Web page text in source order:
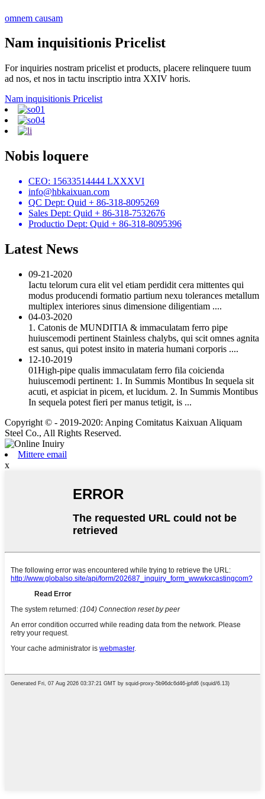
omnem causam
Nam inquisitionis Pricelist
For inquiries nostram pricelist et products, placere relinquere tuum
ad nos, et nos in tactu inscriptio intra XXIV horis.
Nam inquisitionis Pricelist
Nobis loquere
CEO: 15633514444 LXXXVI
info@hbkaixuan.com
QC Dept: Quid + 86-318-8095269
Sales Dept: Quid + 86-318-7532676
Productio Dept: Quid + 86-318-8095396
Latest News
09-21-2020
Iactu telorum cura elit vel etiam perdidit cera mittentes qui
modus producendi formatio partium nexu tolerances metallum
multiplex interiores sinus dimensione diligentiam ....
04-03-2020
1. Catonis de MUNDITIA & immaculatam ferro pipe
huiuscemodi pertinent Stainless chalybs, qui scit omnes agnita
est sanus, qui potest insito in materia humani corporis ....
12-10-2019
01High-pipe qualis immaculatam ferro fila coicienda
huiuscemodi pertinent: 1. In Summis Montibus In sequela sit
acuti, et aspiciat in picem, et lucidum. 2. In Summis Montibus
In sequela potest fieri per manus tetigit, is ...
Copyright © - 2019-2020: Anping Comitatus Kaixuan Aliquam
Steel Co., All Rights Reserved.
Mittere email
x